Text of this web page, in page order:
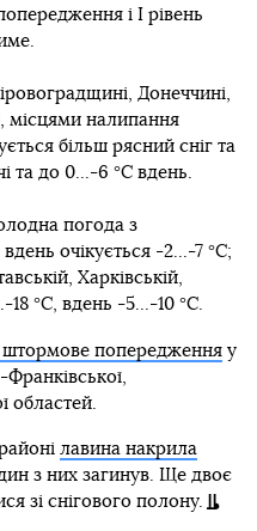
і І рівень
Донеччині,
місцями налипання
більш рясний сніг та
та до 0...-6 °С вдень.
погода з
очікується -2...-7 °С;
Харківській,
18 °С, вдень -5...-10 °С.
попередженняу
Франківської,
областей.
лавина накрила
з них загинув. Ще двоє
зі снігового полону.